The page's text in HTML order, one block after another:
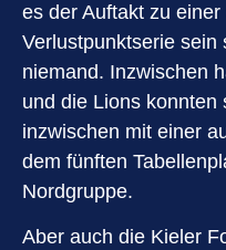
es der Auftakt zu
Verlustpunktserie sein
niemand. Inzwischen
und die Lions konnten
inzwischen mit einer
dem fünften
Nordgruppe.
Aber auch die Kieler